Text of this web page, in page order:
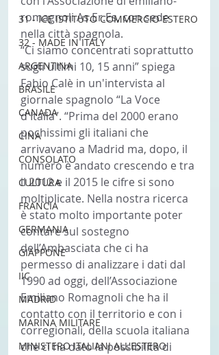
31 - ICE ISTITUTO COMMERCIO ESTERO
32 - MADE IN ITALY
ARGENTINA
BRASILE
CANADA
CINA
CONSOLATO
CULTURA
FRANCIA
GERMANIA
GIAPPONE
IIC
MADRID
MARINA MILITARE
MINISTERO ITALIANI ALL'ESTERO
romagnoli As.Er.Es, con sede
nella città spagnola.
“Ci siamo concentrati soprattutto
sugli ultimi 10, 15 anni” spiega
Fabio Calè in un'intervista al
giornale spagnolo “La Voce
d'Italia”. “Prima del 2000 erano
pochissimi gli italiani che
arrivavano a Madrid ma, dopo, il
numero è andato crescendo e tra
il 2012 e il 2015 le cifre si sono
moltiplicate. Nella nostra ricerca
è stato molto importante poter
contare sul sostegno
dell’Ambasciata che ci ha
permesso di analizzare i dati dal
1990 ad oggi, dell’Associazione
Emiliano Romagnoli che ha il
contatto con il territorio e con i
corregionali, della scuola italiana
che ci ha dato la possibilità di